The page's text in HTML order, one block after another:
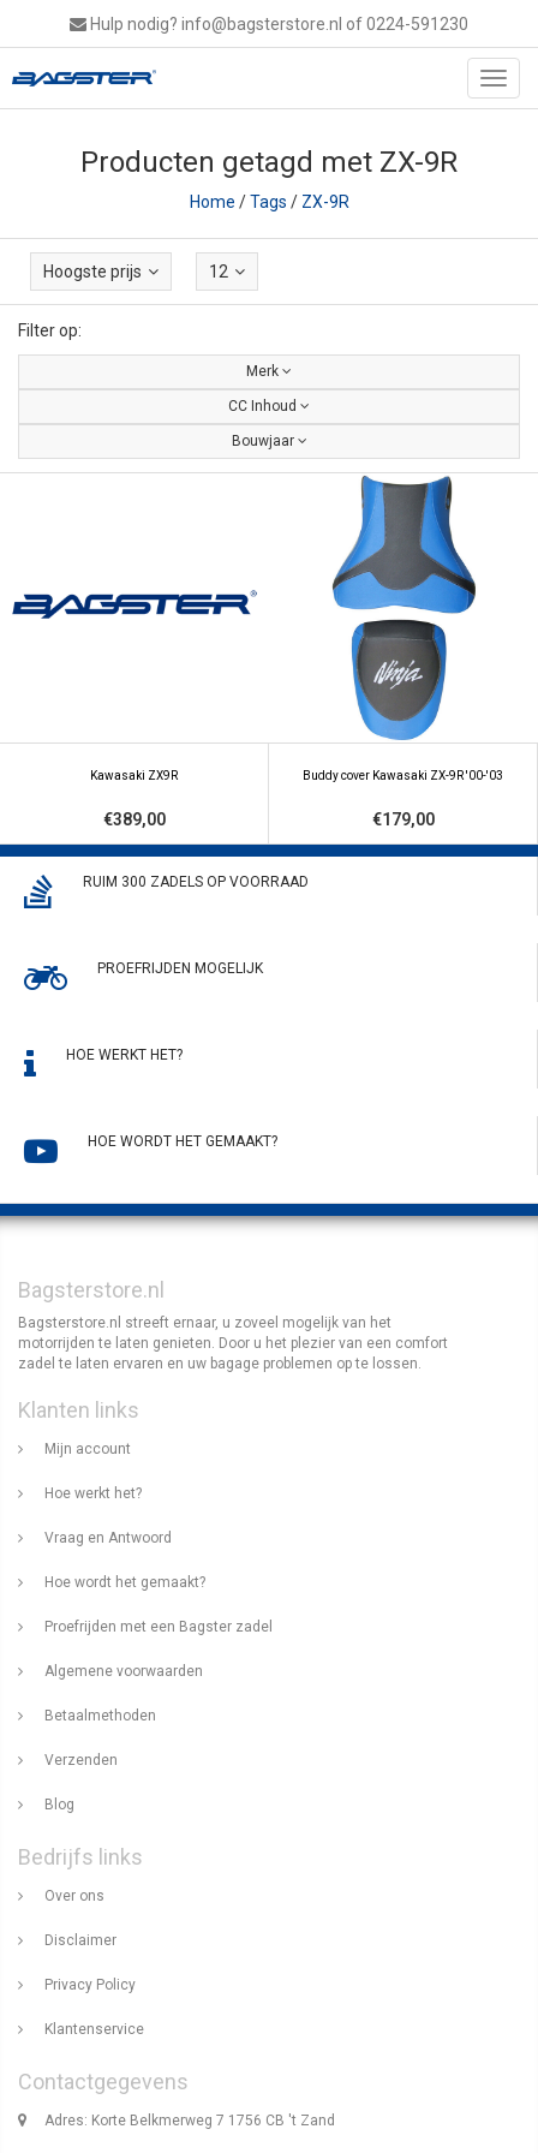
Hulp nodig? info@bagsterstore.nl of 0224-591230
Producten getagd met ZX-9R
Home /Tags / ZX-9R
Hoogste prijs 12
Filter op:
Merk
CC Inhoud
Bouwjaar
Kawasaki ZX9R
€389,00
Buddy cover Kawasaki ZX-9R '00-'03
€179,00
RUIM 300 ZADELS OP VOORRAAD
PROEFRIJDEN MOGELIJK
HOE WERKT HET?
HOE WORDT HET GEMAAKT?
Bagsterstore.nl
Bagsterstore.nl streeft ernaar, u zoveel mogelijk van het
motorrijden te laten genieten. Door u het plezier van een comfort
zadel te laten ervaren en uw bagage problemen op te lossen.
Klanten links
Mijn account
Hoe werkt het?
Vraag en Antwoord
Hoe wordt het gemaakt?
Proefrijden met een Bagster zadel
Algemene voorwaarden
Betaalmethoden
Verzenden
Blog
Bedrijfs links
Over ons
Disclaimer
Privacy Policy
Klantenservice
Contactgegevens
Adres: Korte Belkmerweg 7 1756 CB 't Zand